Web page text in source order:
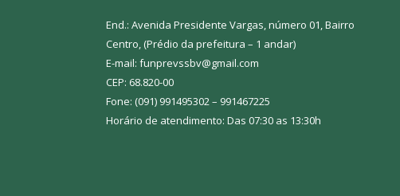
End.: Avenida Presidente Vargas, número 01, Bairro
Centro, (Prédio da prefeitura – 1 andar)
E-mail: funprevssbv@gmail.com
CEP: 68.820-00
Fone: (091) 991495302 – 991467225
Horário de atendimento: Das 07:30 as 13:30h